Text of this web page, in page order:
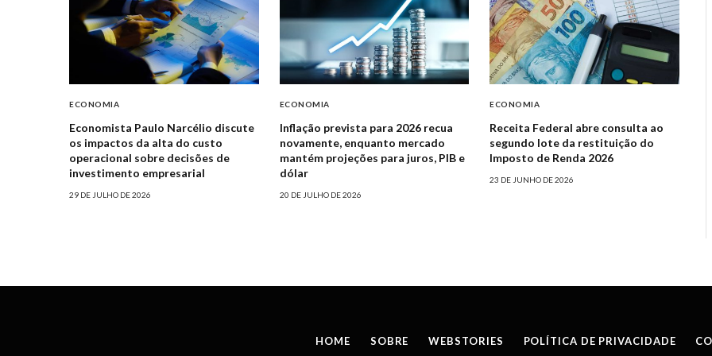
ECONOMIA
Economista Paulo Narcélio discute
os impactos da alta do custo
operacional sobre decisões de
investimento empresarial
29 DE JULHO DE 2026
ECONOMIA
Inflação prevista para 2026 recua
novamente, enquanto mercado
mantém projeções para juros, PIB e
dólar
20 DE JULHO DE 2026
ECONOMIA
Receita Federal abre consulta ao
segundo lote da restituição do
Imposto de Renda 2026
23 DE JUNHO DE 2026
HOME SOBRE WEBSTORIES POLÍTICA DE PRIVACIDADE